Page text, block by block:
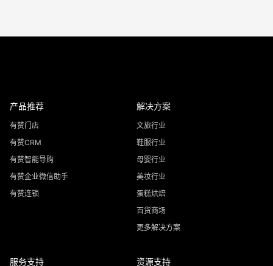
产品推荐
有赞门店
有赞CRM
有赞智能导购
有赞企业微信助手
有赞连锁
解决方案
文旅行业
鞋服行业
母婴行业
美妆行业
蛋糕烘焙
百货商场
更多解决方案
服务支持 资源支持